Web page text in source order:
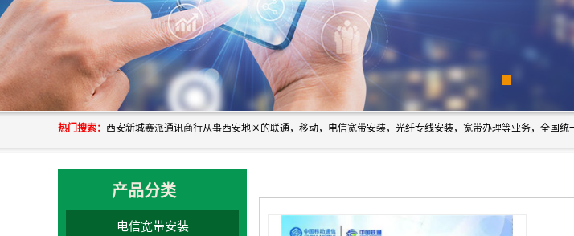
热门搜索：
产品分类
电信宽带安装